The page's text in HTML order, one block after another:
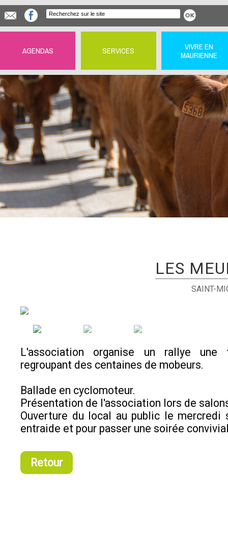
AGENDAS SERVICES
VIVRE EN
MAURIENNE
LES
SAINT-
L'association organise un rallye
regroupant des centaines de mobeurs.
Ballade en cyclomoteur.
Présentation de l'association lors de
Ouverture du local au public le mercredi
entraide et pour passer une soirée
Retour